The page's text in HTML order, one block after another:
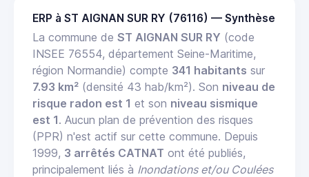
ERP à ST AIGNAN SUR RY (76116) — Synthèse
La commune de ST AIGNAN SUR RY (code
INSEE 76554, département Seine-Maritime,
région Normandie) compte 341 habitants sur
7.93 km² (densité 43 hab/km²). Son niveau de
risque radon est 1 et son niveau sismique
est 1. Aucun plan de prévention des risques
(PPR) n'est actif sur cette commune. Depuis
1999, 3 arrêtés CATNAT ont été publiés,
principalement liés à Inondations et/ou Coulées